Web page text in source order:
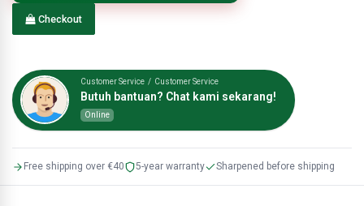
Checkout
Customer Service / Customer Service
Butuh bantuan? Chat kami sekarang!
Online
Free shipping over €40 5-year warranty Sharpened before shipping